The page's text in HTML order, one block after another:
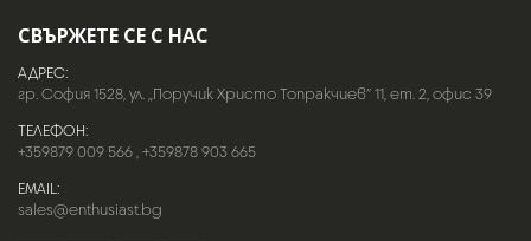
СВЪРЖЕТЕ СЕ С НАС
АДРЕС:
гр. София 1528, ул. „Поручик Христо Топракчиев“ 11, ет. 2, офис 39
ТЕЛЕФОН:
+359879 009 566,+359878 903 665
EMAIL:
sales@enthusiast.bg